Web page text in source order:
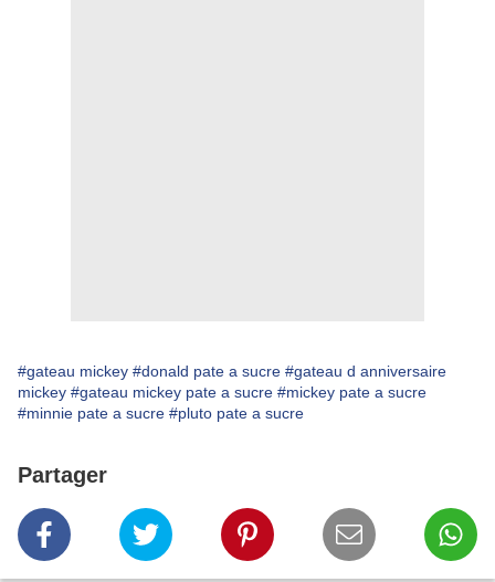
#gateau mickey #donald pate a sucre #gateau d anniversaire
mickey #gateau mickey pate a sucre #mickey pate a sucre
#minnie pate a sucre #pluto pate a sucre
Partager